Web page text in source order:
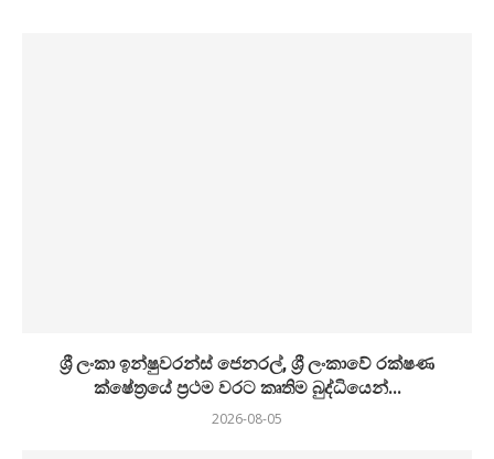
ශ්‍රී ලංකා ඉන්ෂුවරන්ස් ජෙනරල්, ශ්‍රී ලංකාවේ රක්ෂණ
ක්ෂේත්‍රයේ ප්‍රථම වරට කෘතිම බුද්ධියෙන්...
2026-08-05